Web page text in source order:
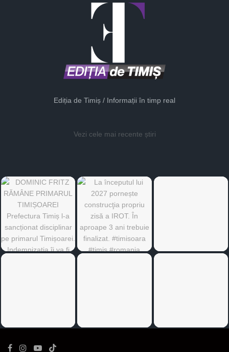
Ediția de Timiș / Informații în timp real
Vezi cele mai recente știri